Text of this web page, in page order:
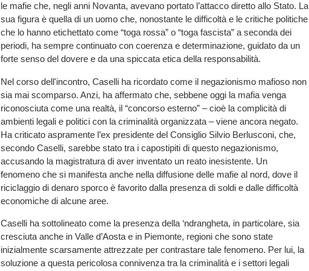
le mafie che, negli anni Novanta, avevano portato l’attacco diretto allo Stato. La
sua figura è quella di un uomo che, nonostante le difficoltà e le critiche politiche
che lo hanno etichettato come “toga rossa” o “toga fascista” a seconda dei
periodi, ha sempre continuato con coerenza e determinazione, guidato da un
forte senso del dovere e da una spiccata etica della responsabilità.
Nel corso dell'incontro, Caselli ha ricordato come il negazionismo mafioso non
sia mai scomparso. Anzi, ha affermato che, sebbene oggi la mafia venga
riconosciuta come una realtà, il “concorso esterno” – cioè la complicità di
ambienti legali e politici con la criminalità organizzata – viene ancora negato.
Ha criticato aspramente l’ex presidente del Consiglio Silvio Berlusconi, che,
secondo Caselli, sarebbe stato tra i capostipiti di questo negazionismo,
accusando la magistratura di aver inventato un reato inesistente. Un
fenomeno che si manifesta anche nella diffusione delle mafie al nord, dove il
riciclaggio di denaro sporco è favorito dalla presenza di soldi e dalle difficoltà
economiche di alcune aree.
Caselli ha sottolineato come la presenza della ‘ndrangheta, in particolare, sia
cresciuta anche in Valle d’Aosta e in Piemonte, regioni che sono state
inizialmente scarsamente attrezzate per contrastare tale fenomeno. Per lui, la
soluzione a questa pericolosa connivenza tra la criminalità e i settori legali